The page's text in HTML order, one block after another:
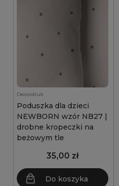
Decordruk
Poduszka dla dzieci
NEWBORN wzór NB27 |
drobne kropeczki na
beżowym tle
35,00 zł
Do koszyka